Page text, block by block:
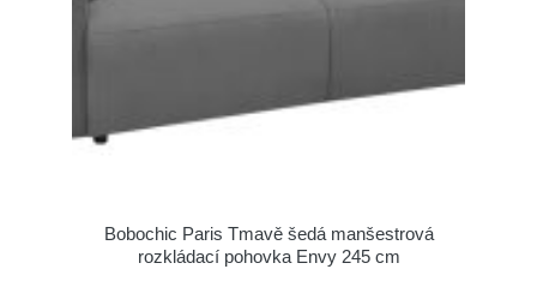
Bobochic Paris Tmavě šedá manšestrová
rozkládací pohovka Envy 245 cm